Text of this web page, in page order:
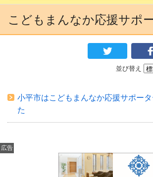
こどもまんなか応援サポ
並び替え
小平市はこどもまんなか応援サポー
た
広告